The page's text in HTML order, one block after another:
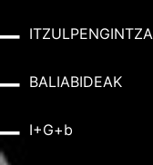
ITZULPENGINTZA
BALIABIDEAK
I+G+b